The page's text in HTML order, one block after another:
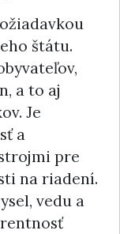
štátu.
a to aj
Je
a
pre
na riadení.
vedu a